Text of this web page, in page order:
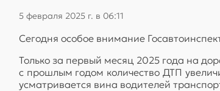
5 февраля 2025 г. в 06:11
Сегодня особое внимание
Только за первый месяц 2025 года на
с прошлым годом количество ДТП
усматривается вина водителей